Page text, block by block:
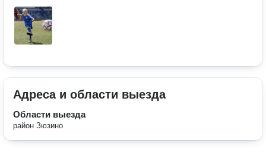
Адреса и области выезда
Области выезда
район Зюзино